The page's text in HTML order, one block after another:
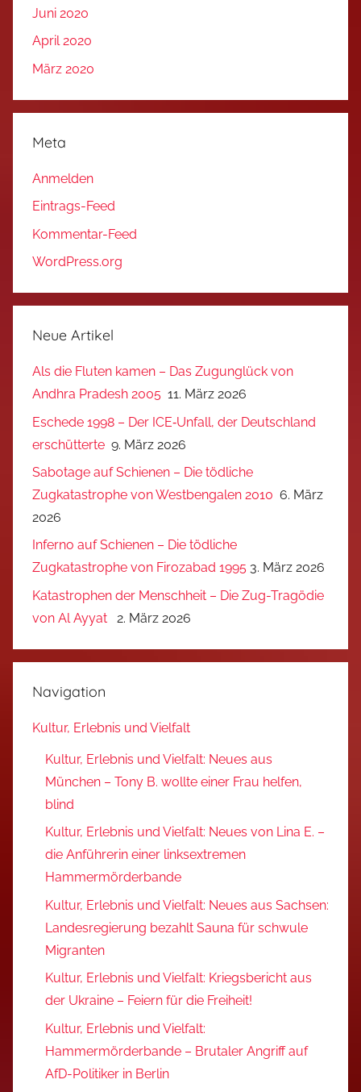
Juni 2020
April 2020
März 2020
Meta
Anmelden
Eintrags-Feed
Kommentar-Feed
WordPress.org
Neue Artikel
Als die Fluten kamen – Das Zugunglück von
Andhra Pradesh 2005 11. März 2026
Eschede 1998 – Der ICE‑Unfall, der Deutschland
erschütterte 9. März 2026
Sabotage auf Schienen – Die tödliche
Zugkatastrophe von Westbengalen 2010 6. März
2026
Inferno auf Schienen – Die tödliche
Zugkatastrophe von Firozabad 1995 3. März 2026
Katastrophen der Menschheit – Die Zug-Tragödie
von Al Ayyat
2. März 2026
Navigation
Kultur, Erlebnis und Vielfalt
Kultur, Erlebnis und Vielfalt: Neues aus
München – Tony B. wollte einer Frau helfen,
blind
Kultur, Erlebnis und Vielfalt: Neues von Lina E. –
die Anführerin einer linksextremen
Hammermörderbande
Kultur, Erlebnis und Vielfalt: Neues aus Sachsen:
Landesregierung bezahlt Sauna für schwule
Migranten
Kultur, Erlebnis und Vielfalt: Kriegsbericht aus
der Ukraine – Feiern für die Freiheit!
Kultur, Erlebnis und Vielfalt:
Hammermörderbande – Brutaler Angriff auf
AfD-Politiker in Berlin